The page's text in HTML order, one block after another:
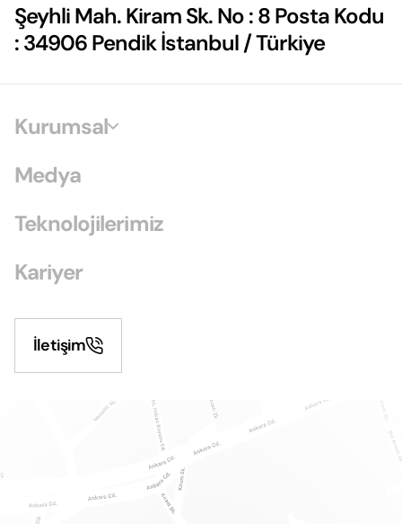
Şeyhli Mah. Kiram Sk. No : 8 Posta Kodu
: 34906 Pendik İstanbul / Türkiye
Kurumsal
Medya
Teknolojilerimiz
Kariyer
İletişim